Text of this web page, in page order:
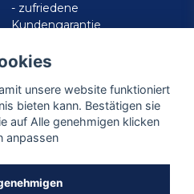
- zufriedene
Kundengarantie
unsere website funktioniert
bieten kann. Bestätigen sie
auf Alle genehmigen klicken
anpassen